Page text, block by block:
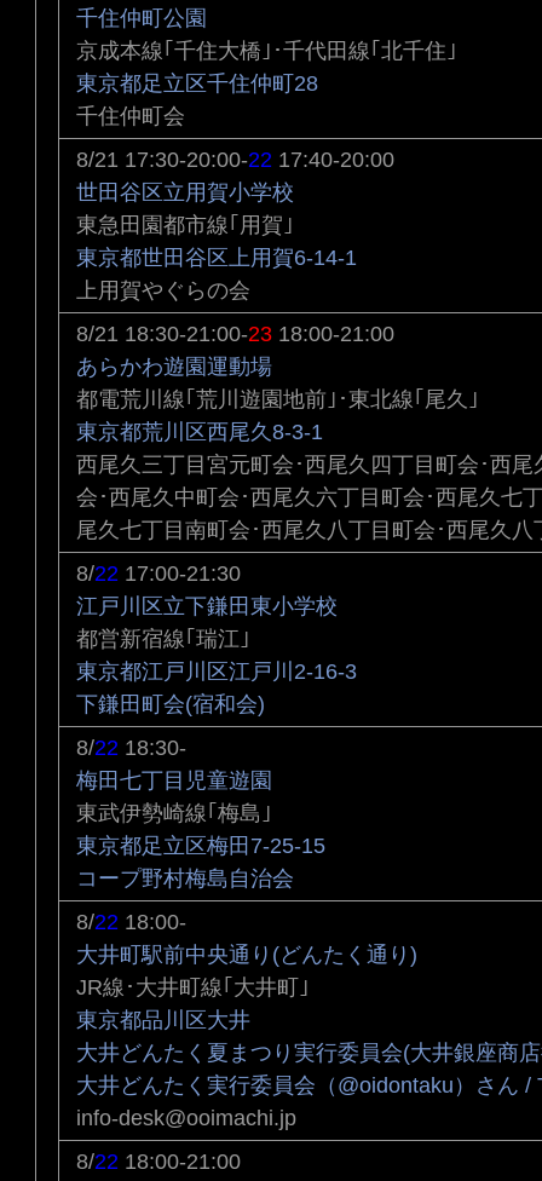
千住仲町公園
京成本線｢千住大橋｣･千代田線｢北千住｣
東京都足立区千住仲町28
千住仲町会
8/21 17:30-20:00-22 17:40-20:00
世田谷区立用賀小学校
東急田園都市線｢用賀｣
東京都世田谷区上用賀6-14-1
上用賀やぐらの会
8/21 18:30-21:00-23 18:00-21:00
あらかわ遊園運動場
都電荒川線｢荒川遊園地前｣･東北線｢尾久｣
東京都荒川区西尾久8-3-1
西尾久三丁目宮元町会･西尾久四丁目町会･西尾
会･西尾久中町会･西尾久六丁目町会･西尾久七
尾久七丁目南町会･西尾久八丁目町会･西尾久八
8/22 17:00-21:30
江戸川区立下鎌田東小学校
都営新宿線｢瑞江｣
東京都江戸川区江戸川2-16-3
下鎌田町会(宿和会)
8/22 18:30-
梅田七丁目児童遊園
東武伊勢崎線｢梅島｣
東京都足立区梅田7-25-15
コープ野村梅島自治会
8/22 18:00-
大井町駅前中央通り(どんたく通り)
JR線･大井町線｢大井町｣
東京都品川区大井
大井どんたく夏まつり実行委員会(大井銀座商
大井どんたく実行委員会（@oidontaku）さん /
info-desk@ooimachi.jp
8/22 18:00-21:00